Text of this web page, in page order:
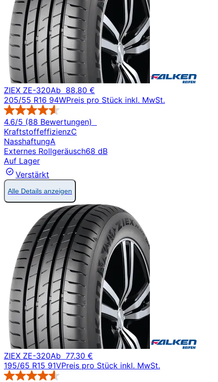
ZIEX ZE-320Ab 88.80 €
205/55 R16 94WPreis pro Stück inkl. MwSt.
4.6/5 (88 Bewertungen)
KraftstoffeffizienzC
NasshaftungA
Externes Rollgeräusch68 dB
Auf Lager
Verstärkt
Alle Details anzeigen
ZIEX ZE-320Ab 77.30 €
195/65 R15 91VPreis pro Stück inkl. MwSt.